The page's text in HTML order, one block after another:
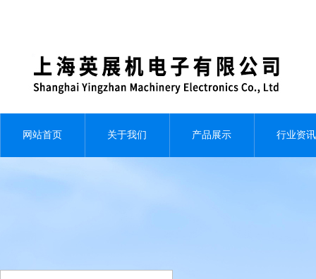
网站首页 关于我们 产品展示 行业资讯